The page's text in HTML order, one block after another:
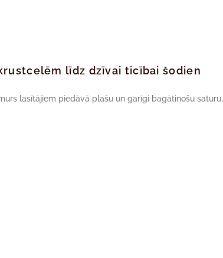
līdz dzīvai ticībai šodien
lasītājiem piedāvā plašu un garīgi bagātinošu saturu,